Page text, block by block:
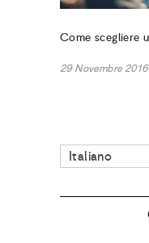
Come scegliere
29 Novembre 2016
Italiano